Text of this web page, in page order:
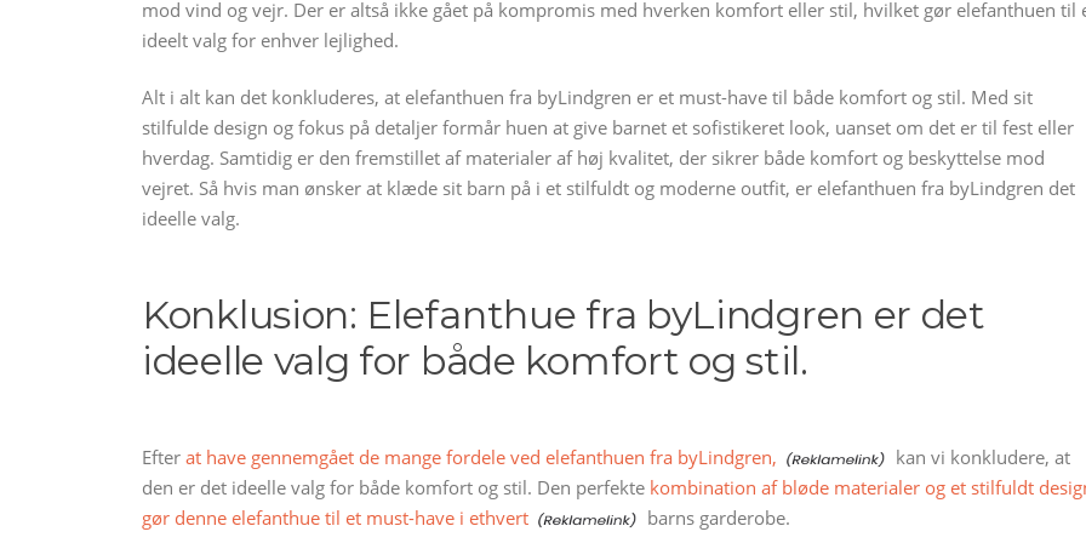
mod vind og vejr. Der er altså ikke gået på kompromis med hverken komfort eller stil, hvilket gør elefanthuen til
ideelt valg for enhver lejlighed.
Alt i alt kan det konkluderes, at elefanthuen fra byLindgren er et must-have til både komfort og stil. Med sit
stilfulde design og fokus på detaljer formår huen at give barnet et sofistikeret look, uanset om det er til fest eller
hverdag. Samtidig er den fremstillet af materialer af høj kvalitet, der sikrer både komfort og beskyttelse mod
vejret. Så hvis man ønsker at klæde sit barn på i et stilfuldt og moderne outfit, er elefanthuen fra byLindgren det
ideelle valg.
Konklusion: Elefanthue fra byLindgren er det
ideelle valg for både komfort og stil.
Efter at have gennemgået de mange fordele ved elefanthuen fra byLindgren,
kan vi konkludere, at
den er det ideelle valg for både komfort og stil. Den perfekte kombination af bløde materialer og et stilfuldt
gør denne elefanthue til et must-have i ethvert
barns garderobe.